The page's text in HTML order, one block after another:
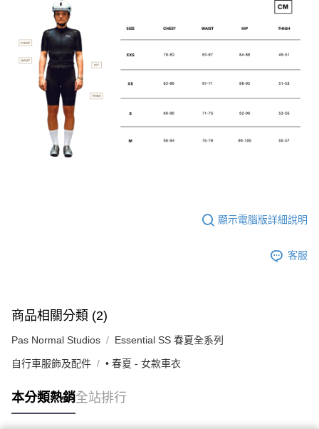
顯示電腦版詳細說明
客服
商品相關分類 (2)
Pas Normal Studios Essential SS 春夏全系列
自行車服飾及配件 • 春夏 - 女款車衣
本分類熱銷全站排行